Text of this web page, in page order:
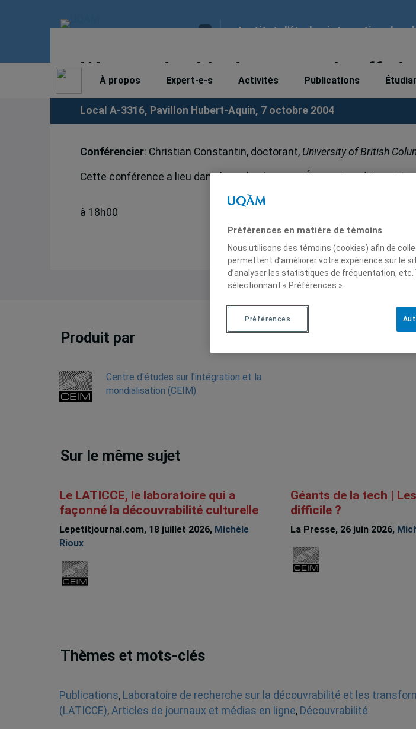
Institut d'études internationales
À propos Expert-e-s Activités Publications
L’économie chinoise en surchauffe !
Local A-3316, Pavillon Hubert-Aquin, 7 octobre 2004
Conférencier: Christian Constantin, doctorant, University of British
Cette conférence a lieu dans le cadre du coursÉconomie politique
à 18h00
Produit par
Centre d'études sur l'intégration et la
mondialisation (CEIM)
Sur le même sujet
Le LATICCE, le laboratoire qui a
façonné la découvrabilité culturelle
Lepetitjournal.com, 18 juillet 2026, Michèle
Rioux
Géants de la tech |
difficile ?
La Presse, 26 juin 2026,
Thèmes et mots-clés
Publications, Laboratoire de recherche sur la découvrabilité et les
(LATICCE), Articles de journaux et médias en ligne, Découvrabilité
Préférences en matière de témoins
Nous utilisons des témoins (cookies) afin de
permettent d’améliorer votre expérience sur le
d’analyser les statistiques de fréquentation,
sélectionnant « Préférences ».
Préférences